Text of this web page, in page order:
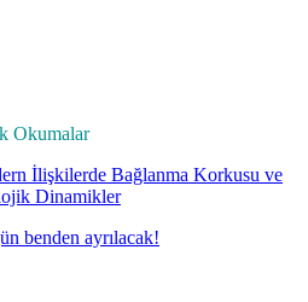
Okumalar
İlişkilerde Bağlanma Korkusu ve
Dinamikler
benden ayrılacak!